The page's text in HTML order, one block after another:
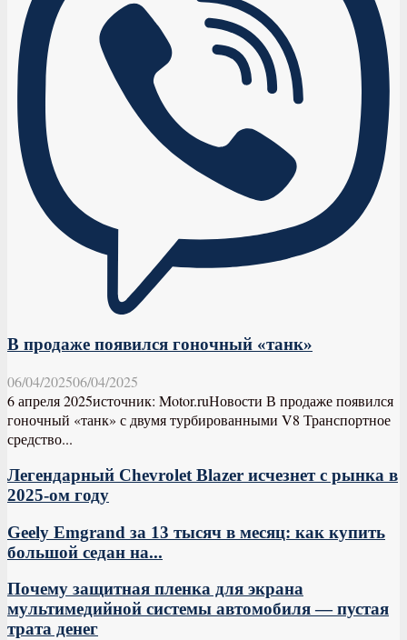
В продаже появился гоночный «танк»
06/04/202506/04/2025
6 апреля 2025источник: Motor.ruНовости В продаже появился
гоночный «танк» с двумя турбированными V8 Транспортное
средство...
Легендарный Chevrolet Blazer исчезнет с рынка в
2025-ом году
Geely Emgrand за 13 тысяч в месяц: как купить
большой седан на...
Почему защитная пленка для экрана
мультимедийной системы автомобиля — пустая
трата денег